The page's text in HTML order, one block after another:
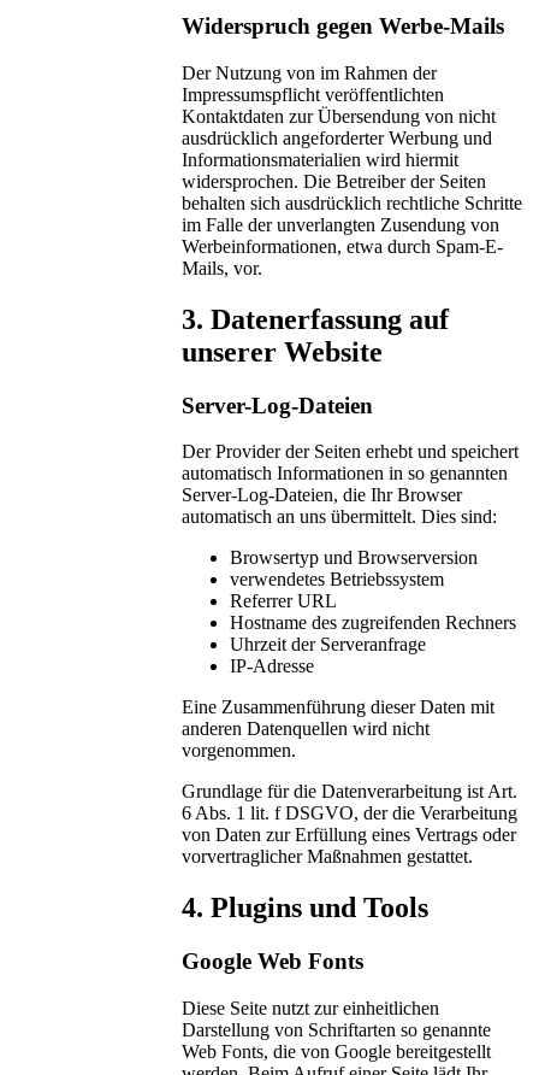
Widerspruch gegen Werbe-Mails
Der Nutzung von im Rahmen der
Impressumspflicht veröffentlichten
Kontaktdaten zur Übersendung von nicht
ausdrücklich angeforderter Werbung und
Informationsmaterialien wird hiermit
widersprochen. Die Betreiber der Seiten
behalten sich ausdrücklich rechtliche Schritte
im Falle der unverlangten Zusendung von
Werbeinformationen, etwa durch Spam-E-
Mails, vor.
3. Datenerfassung auf
unserer Website
Server-Log-Dateien
Der Provider der Seiten erhebt und speichert
automatisch Informationen in so genannten
Server-Log-Dateien, die Ihr Browser
automatisch an uns übermittelt. Dies sind:
Browsertyp und Browserversion
verwendetes Betriebssystem
Referrer URL
Hostname des zugreifenden Rechners
Uhrzeit der Serveranfrage
IP-Adresse
Eine Zusammenführung dieser Daten mit
anderen Datenquellen wird nicht
vorgenommen.
Grundlage für die Datenverarbeitung ist Art.
6 Abs. 1 lit. f DSGVO, der die Verarbeitung
von Daten zur Erfüllung eines Vertrags oder
vorvertraglicher Maßnahmen gestattet.
4. Plugins und Tools
Google Web Fonts
Diese Seite nutzt zur einheitlichen
Darstellung von Schriftarten so genannte
Web Fonts, die von Google bereitgestellt